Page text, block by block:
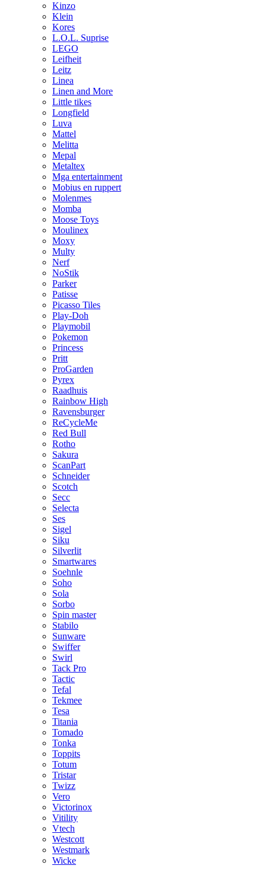
Kinzo
Klein
Kores
L.O.L. Suprise
LEGO
Leifheit
Leitz
Linea
Linen and More
Little tikes
Longfield
Luva
Mattel
Melitta
Mepal
Metaltex
Mga entertainment
Mobius en ruppert
Molenmes
Momba
Moose Toys
Moulinex
Moxy
Multy
Nerf
NoStik
Parker
Patisse
Picasso Tiles
Play-Doh
Playmobil
Pokemon
Princess
Pritt
ProGarden
Pyrex
Raadhuis
Rainbow High
Ravensburger
ReCycleMe
Red Bull
Rotho
Sakura
ScanPart
Schneider
Scotch
Secc
Selecta
Ses
Sigel
Siku
Silverlit
Smartwares
Soehnle
Soho
Sola
Sorbo
Spin master
Stabilo
Sunware
Swiffer
Swirl
Tack Pro
Tactic
Tefal
Tekmee
Tesa
Titania
Tomado
Tonka
Toppits
Totum
Tristar
Twizz
Vero
Victorinox
Vitility
Vtech
Westcott
Westmark
Wicke